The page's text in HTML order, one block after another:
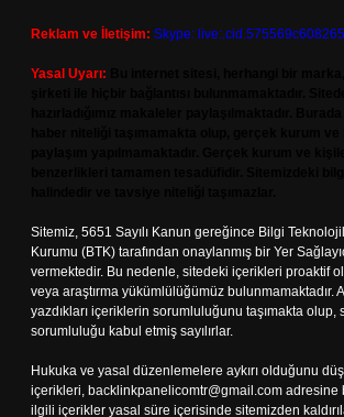
Reklam ve İletişim: Skype:
Yasal Uyarı:
Sitemiz, 5651 Sayılı Kanun gereğince Bilgi
Kurumu (BTK) tarafından onaylanmış bir Yer
vermektedir. Bu nedenle, sitedeki içerikleri proaktif
veya araştırma yükümlülüğümüz bulunmamaktadır.
yazdıkları içeriklerin sorumluluğunu taşımakta olup,
sorumluluğu kabul etmiş sayılırlar.
Hukuka ve yasal düzenlemelere aykırı olduğunu
içerikleri, backlinkpanelicomtr@gmail.com adresine
ilgili içerikler yasal süre içerisinde sitemizden